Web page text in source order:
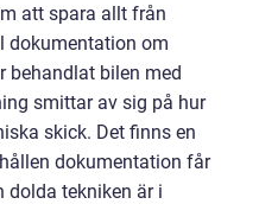
att spara allt från
dokumentation om
behandlat bilen med
smittar av sig på hur
skick. Det finns en
dokumentation får
dolda tekniken är i